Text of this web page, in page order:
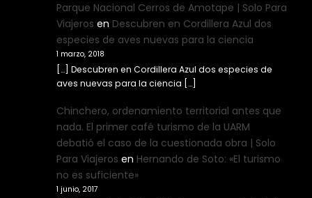
Parque Nacional Cerros de Amotape | Solo Para
Viajeros en Descubren en Cordillera Azul dos
especies de aves nuevas para la ciencia
1 marzo, 2018
[…] Descubren en Cordillera Azul dos especies de
aves nuevas para la ciencia […]
Chinchero, ordenamiento territorial antes que
nada. El primer café turismo de la UARM
debatió el caso de la cuestionada obra | Solo
Para Viajeros en Hernando de Soto: «El turismo
no es suficiente»
1 junio, 2017